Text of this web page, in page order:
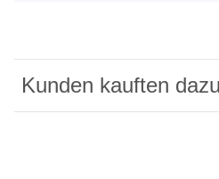
Kunden kauften